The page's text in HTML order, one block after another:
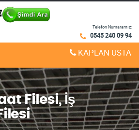
Telefon Numaramız:
0545 240 09 94
KAPLAN USTA
Filesi, İş